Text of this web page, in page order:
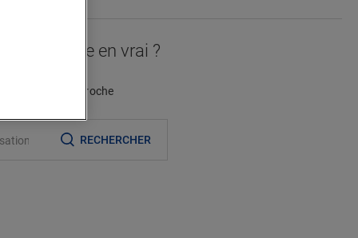
accessoire en vrai ?
le plus proche
RECHERCHER